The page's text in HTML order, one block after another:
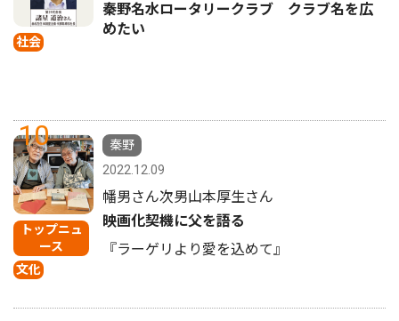
社会
秦野名水ロータリークラブ クラブ名を広
めたい
10
トップニュ
ース
文化
秦野
2022.12.09
幡男さん次男山本厚生さん
映画化契機に父を語る
『ラーゲリより愛を込めて』